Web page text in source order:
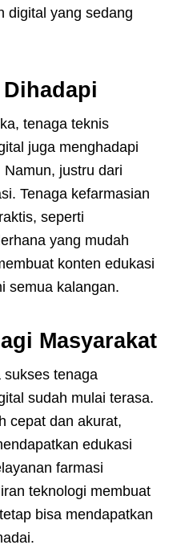
digital yang sedang
tenaga teknis
juga menghadapi
justru dari
Tenaga kefarmasian
seperti
yang mudah
konten edukasi
semua kalangan.
Masyarakat
sukses tenaga
sudah mulai terasa.
cepat dan akurat,
edukasi
farmasi
teknologi membuat
bisa mendapatkan